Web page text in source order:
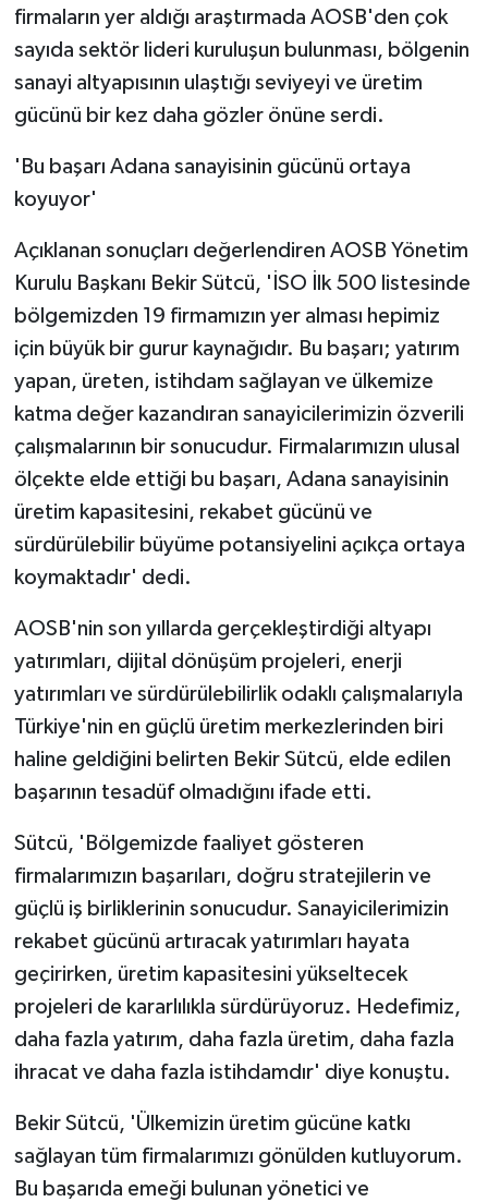
firmaların yer aldığı araştırmada AOSB'den çok
sayıda sektör lideri kuruluşun bulunması, bölgenin
sanayi altyapısının ulaştığı seviyeyi ve üretim
gücünü bir kez daha gözler önüne serdi.
'Bu başarı Adana sanayisinin gücünü ortaya
koyuyor'
Açıklanan sonuçları değerlendiren AOSB Yönetim
Kurulu Başkanı Bekir Sütcü, 'İSO İlk 500 listesinde
bölgemizden 19 firmamızın yer alması hepimiz
için büyük bir gurur kaynağıdır. Bu başarı; yatırım
yapan, üreten, istihdam sağlayan ve ülkemize
katma değer kazandıran sanayicilerimizin özverili
çalışmalarının bir sonucudur. Firmalarımızın ulusal
ölçekte elde ettiği bu başarı, Adana sanayisinin
üretim kapasitesini, rekabet gücünü ve
sürdürülebilir büyüme potansiyelini açıkça ortaya
koymaktadır' dedi.
AOSB'nin son yıllarda gerçekleştirdiği altyapı
yatırımları, dijital dönüşüm projeleri, enerji
yatırımları ve sürdürülebilirlik odaklı çalışmalarıyla
Türkiye'nin en güçlü üretim merkezlerinden biri
haline geldiğini belirten Bekir Sütcü, elde edilen
başarının tesadüf olmadığını ifade etti.
Sütcü, 'Bölgemizde faaliyet gösteren
firmalarımızın başarıları, doğru stratejilerin ve
güçlü iş birliklerinin sonucudur. Sanayicilerimizin
rekabet gücünü artıracak yatırımları hayata
geçirirken, üretim kapasitesini yükseltecek
projeleri de kararlılıkla sürdürüyoruz. Hedefimiz,
daha fazla yatırım, daha fazla üretim, daha fazla
ihracat ve daha fazla istihdamdır' diye konuştu.
Bekir Sütcü, 'Ülkemizin üretim gücüne katkı
sağlayan tüm firmalarımızı gönülden kutluyorum.
Bu başarıda emeği bulunan yönetici ve